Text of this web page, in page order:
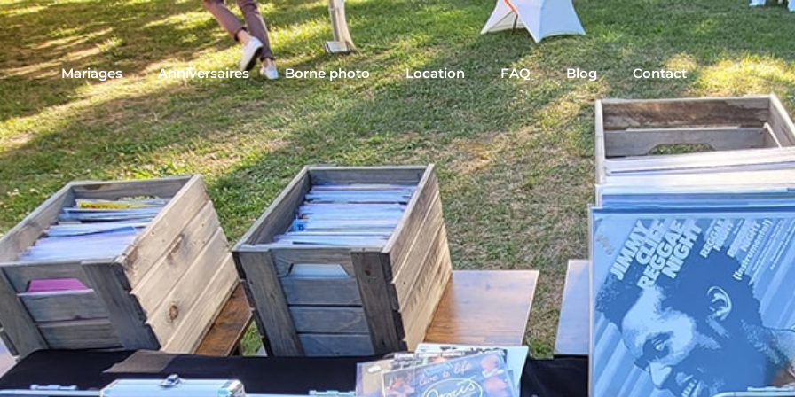
Mariages
Anniversaires Borne photo Location FAQ Blog Contact